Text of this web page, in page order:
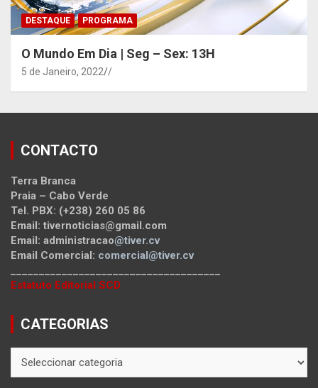
DESTAQUE PROGRAMA
O Mundo Em Dia | Seg – Sex: 13H
5 de Janeiro, 2022 /
CONTACTO
Terra Branca
Praia – Cabo Verde
Tel. PBX: (+238) 260 05 86
Email: tivernoticias@gmail.com
Email: administracao@tiver.cv
Email Comercial: comercial@tiver.cv
Estatuto Editorial SCD
CATEGORIAS